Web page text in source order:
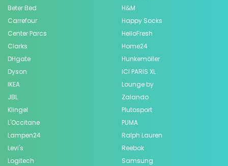
Beter Bed
Carrefour
Center Parcs
Clarks
DHgate
Dyson
H&M
Happy Socks
HelloFresh
Home24
Hunkemöller
ICI PARIS XL
IKEA
JBL
Klingel
L'Occitane
Lampen24
Levi's
Logitech
Lounge by
Zalando
Plutosport
PUMA
Ralph Lauren
Reebok
Samsung